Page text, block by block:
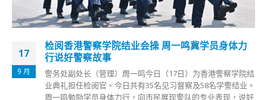
11
6 月
终院委任5名资深大律师 张举能：资深大律师要符
合法官的信任和肯定 更要为后进树榜样
终审法院首席法官张举能今年4月宣布，委任5人为资深大律
师，包括温狄芹、马嘉骏、唐思佩、李颂然及钟伟滔。委任仪
式今早(11日)在终审法院进行，历时约一小时。张举能致辞表